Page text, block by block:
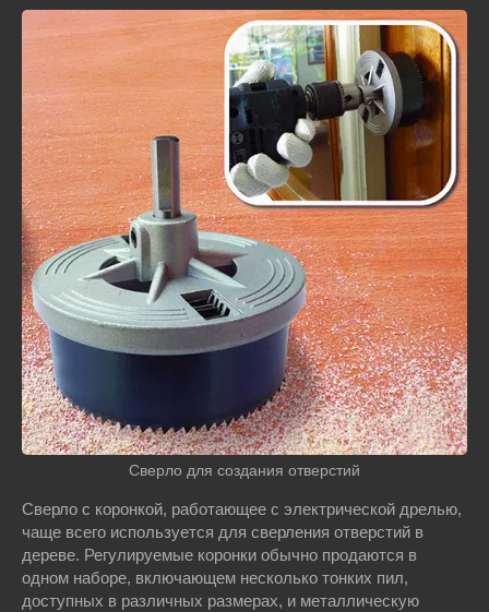
Сверло для создания отверстий
Сверло с коронкой, работающее с электрической дрелью,
чаще всего используется для сверления отверстий в
дереве. Регулируемые коронки обычно продаются в
одном наборе, включающем несколько тонких пил,
доступных в различных размерах, и металлическую